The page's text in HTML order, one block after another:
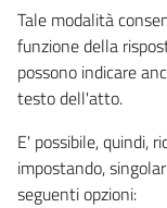
Tale modalità
funzione della
possono indicare
testo dell'atto.
E' possibile, quindi,
impostando,
seguenti opzioni: